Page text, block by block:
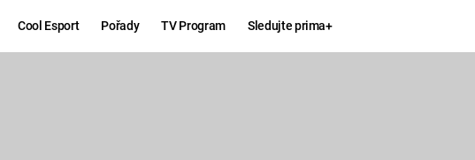
Cool Esport Pořady TV Program Sledujte prima+